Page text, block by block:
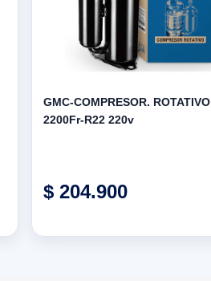
GMC-COMPRESOR. ROTATIVO
2200Fr-R22 220v
$ 204.900